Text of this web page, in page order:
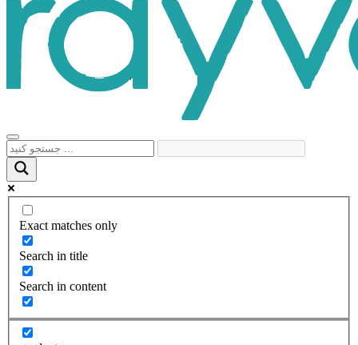
Exact matches only
Search in title
Search in content